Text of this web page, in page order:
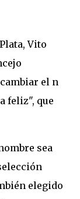
Vito
el n
feliz", que
sea
elegido